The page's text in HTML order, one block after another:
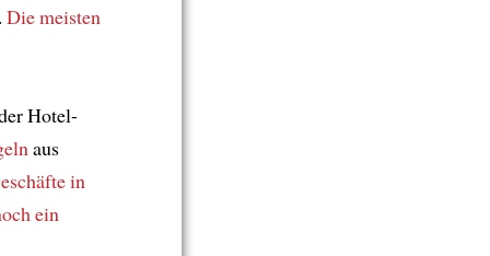
Die meisten
Hotel-
aus
in
ein